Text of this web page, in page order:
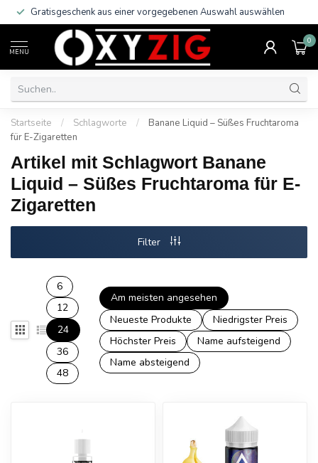
Gratisgeschenk aus einer vorgegebenen Auswahl auswählen
MENU
0
Startseite / Schlagworte /
Banane Liquid – Süßes Fruchtaroma
für E-Zigaretten
Artikel mit Schlagwort Banane
Liquid – Süßes Fruchtaroma für E-
Zigaretten
Filter
6
12
24
36
48
Am meisten angesehen
Neueste Produkte
Niedrigster Preis
Höchster Preis
Name aufsteigend
Name absteigend